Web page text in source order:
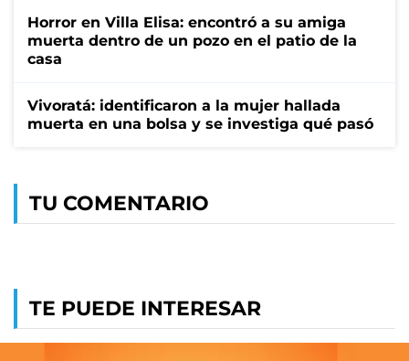
Horror en Villa Elisa: encontró a su amiga
muerta dentro de un pozo en el patio de la
casa
Vivoratá: identificaron a la mujer hallada
muerta en una bolsa y se investiga qué pasó
TU COMENTARIO
TE PUEDE INTERESAR